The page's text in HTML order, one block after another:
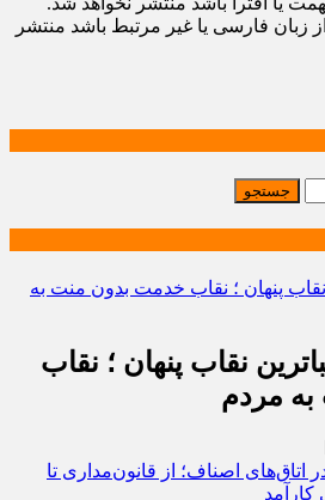
زبان فارسی یا غیر مرتبط باشد منتشر
نقاب پنهان ؛ نقاب
مردم